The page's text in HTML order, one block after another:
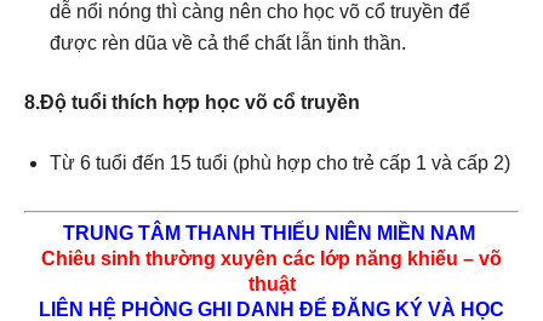
dễ nổi nóng thì càng nên cho học võ cổ truyền để
được rèn dũa về cả thể chất lẫn tinh thần.
8.Độ tuổi thích hợp học võ cổ truyền
Từ 6 tuổi đến 15 tuổi (phù hợp cho trẻ cấp 1 và cấp 2)
TRUNG TÂM THANH THIẾU NIÊN MIỀN NAM
Chiêu sinh thường xuyên các lớp năng khiếu – võ
thuật
LIÊN HỆ PHÒNG GHI DANH ĐỂ ĐĂNG KÝ VÀ HỌC